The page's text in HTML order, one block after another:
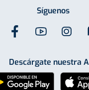
Síguenos
Descárgate nuestra